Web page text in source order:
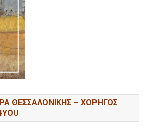
ΘΕΣΣΑΛΟΝΙΚΗΣ – ΧΟΡΗΓΟΣ